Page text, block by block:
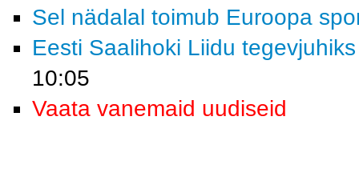
Sel nädalal toimub Euroopa
Eesti Saalihoki Liidu
10:05
Vaata vanemaid uudiseid